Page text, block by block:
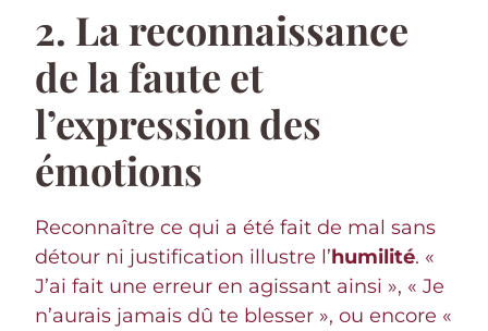
2. La reconnaissance
de la faute et
l’expression des
émotions
Reconnaître ce qui a été fait de mal sans
détour ni justification illustre l’humilité. «
J’ai fait une erreur en agissant ainsi », « Je
n’aurais jamais dû te blesser », ou encore «